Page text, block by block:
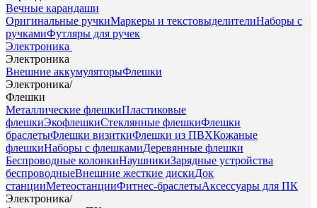
Вечные карандаши
Оригинальные ручкиМаркеры и текстовыделителиНаборы с
ручкамиФутляры для ручек
Электроника
Электроника
Внешние аккумуляторыФлешки
Электроника/
Флешки
Металлические флешкиПластиковые
флешкиЭкофлешкиСтеклянные флешкиФлешки
браслетыФлешки визиткиФлешки из ПВХКожаные
флешкиНаборы с флешкамиДеревянные флешки
Беспроводные колонкиНаушникиЗарядные устройства
беспроводныеВнешние жесткие дискиДок
станцииМетеостанцииФитнес-браслетыАксессуары для ПК
Электроника/